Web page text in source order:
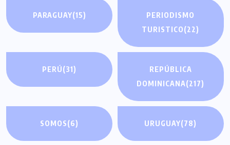
PARAGUAY(15)
PERIODISMO
TURISTICO(22)
PERÚ(31)
REPÚBLICA
DOMINICANA(217)
SOMOS(6) URUGUAY(78)